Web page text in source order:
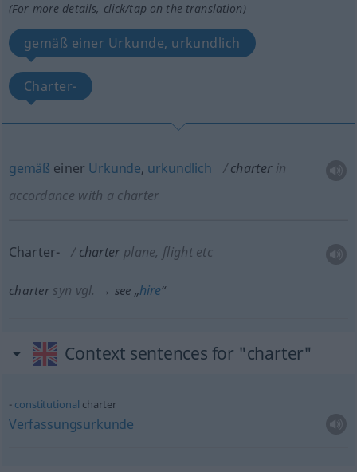
(For more details, click/tap on the translation)
gemäß einer Urkunde, urkundlich
Charter-
gemäß einer Urkunde, urkundlich charter in
accordance with a charter
Charter- charter plane, flightetc
charter syn vgl. → see „hire“
Context sentences for "charter"
constitutional charter
Verfassungsurkunde